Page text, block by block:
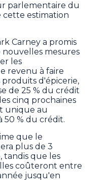
parlementaire du
cette estimation
Carney a promis
nouvelles mesures
les
revenu à faire
d'épicerie,
de 25 % du crédit
cinq prochaines
unique au
50 % du crédit.
que le
plus de 3
tandis que les
coûteront entre
jusqu'en